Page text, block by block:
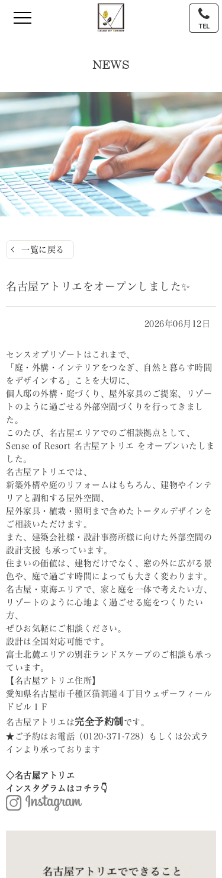
TEL
NEWS
一覧に戻る
名古屋アトリエをオープンしました✨
2026年06月12日
センスオブリゾートはこれまで、
「庭・外構・インテリアをつなぎ、自然と暮らす時間
をデザインする」ことを大切に、
個人邸の外構・庭づくり、屋外家具のご提案、リゾー
トのように過ごせる外部空間づくりを行ってきまし
た。
このたび、名古屋エリアでのご相談拠点として、
Sense of Resort 名古屋アトリエ をオープンいたしま
した。
名古屋アトリエでは、
新築外構や庭のリフォームはもちろん、建物やインテ
リアと調和する屋外空間、
屋外家具・植栽・照明まで含めたトータルデザインを
ご相談いただけます。
また、建築会社様・設計事務所様に向けた外部空間の
設計支援 も承っています。
住まいの価値は、建物だけでなく、窓の外に広がる景
色や、庭で過ごす時間によっても大きく変わります。
名古屋・東海エリアで、家と庭を一体で考えたい方、
リゾートのように心地よく過ごせる庭をつくりたい
方、
ぜひお気軽にご相談ください。
設計は全国対応可能です。
富士北麓エリアの別荘ランドスケープのご相談も承っ
ています。
【名古屋アトリエ住所】
愛知県名古屋市千種区猫洞通４丁目ウェザーフィール
ドビル１Ｆ
名古屋アトリエは完全予約制 です。
★ご予約はお電話（0120-371-728）もしくは公式ラ
インより承っております
◇名古屋アトリエ
インスタグラムはコチラ👇